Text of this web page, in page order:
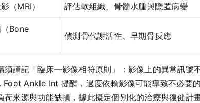
（MRI） 評估軟組織、骨髓水腫與隱匿病變
Bone
偵測骨代謝活性、早期骨反應
須謹記「臨床—影像相符原則」：影像上的異常訊
Ankle Int 提醒，過度依賴影像可能導致不必要
荷來源與功能缺損，據此擬定個別化的治療與復健